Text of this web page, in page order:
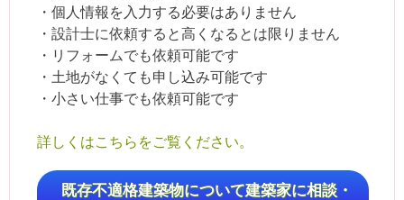
・個人情報を入力する必要はありません
・設計士に依頼すると高くなるとは限りません
・リフォームでも依頼可能です
・土地がなくても申し込み可能です
・小さい仕事でも依頼可能です
詳しくはこちらをご覧ください。
既存不適格建築物について建築家に相談・